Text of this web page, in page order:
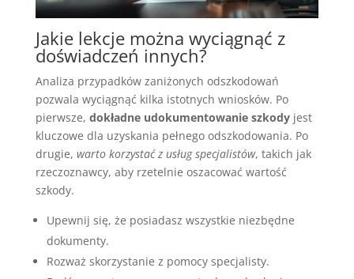
Jakie lekcje można wyciągnąć z
doświadczeń innych?
Analiza przypadków zaniżonych odszkodowań
pozwala wyciągnąć kilka istotnych wniosków. Po
pierwsze, dokładne udokumentowanie szkodyjest
kluczowe dla uzyskania pełnego odszkodowania. Po
drugie, warto korzystać z usług specjalistów, takich jak
rzeczoznawcy, aby rzetelnie oszacować wartość
szkody.
Upewnij się, że posiadasz wszystkie niezbędne
dokumenty.
Rozważ skorzystanie z pomocy specjalisty.